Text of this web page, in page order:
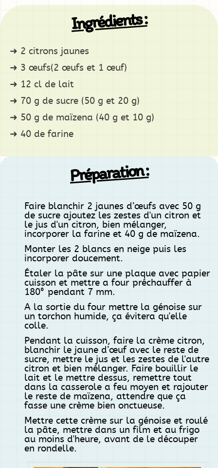
Ingrédients :
2 citrons jaunes
3 œufs(2 œufs et 1 œuf)
12 cl de lait
70 g de sucre (50 g et 20 g)
50 g de maïzena (40 g et 10 g)
40 de farine
Préparation :
Faire blanchir 2 jaunes d’œufs avec 50 g
de sucre ajoutez les zestes d'un citron et
le jus d'un citron, bien mélanger,
incorporer la farine et 40 g de maïzena.
Monter les 2 blancs en neige puis les
incorporer doucement.
Étaler la pâte sur une plaque avec papier
cuisson et mettre a four préchauffer à
180° pendant 7 mm.
A la sortie du four mettre la génoise sur
un torchon humide, ça évitera qu'elle
colle.
Pendant la cuisson, faire la crème citron,
blanchir le jaune d’œuf avec le reste de
sucre, mettre le jus et les zestes de l'autre
citron et bien mélanger. Faire bouillir le
lait et le mettre dessus, remettre tout
dans la casserole a feu moyen et rajouter
le reste de maïzena, attendre que ça
fasse une crème bien onctueuse.
Mettre cette crème sur la génoise et roulé
la pâte, mettre dans un film et au frigo
au moins d'heure, avant de le découper
en rondelle.